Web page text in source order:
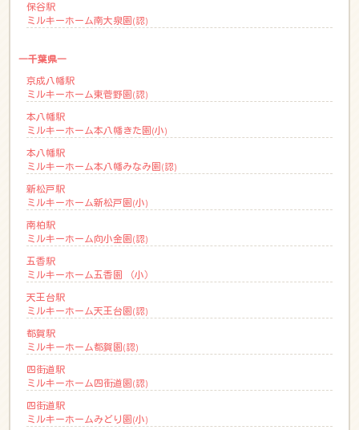
保谷駅
ミルキーホーム南大泉園(認)
―千葉県―
京成八幡駅
ミルキーホーム東菅野園(認)
本八幡駅
ミルキーホーム本八幡きた園(小)
本八幡駅
ミルキーホーム本八幡みなみ園(認)
新松戸駅
ミルキーホーム新松戸園(小)
南柏駅
ミルキーホーム向小金園(認)
五香駅
ミルキーホーム五香園 （小）
天王台駅
ミルキーホーム天王台園(認)
都賀駅
ミルキーホーム都賀園(認)
四街道駅
ミルキーホーム四街道園(認)
四街道駅
ミルキーホームみどり園(小)